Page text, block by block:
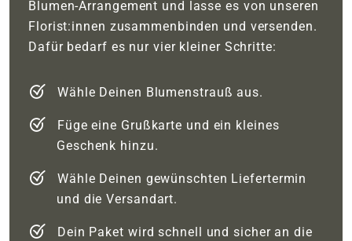
Blumen-Arrangement und lasse es von unseren
Florist:innen zusammenbinden und versenden.
Dafür bedarf es nur vier kleiner Schritte:
Wähle Deinen Blumenstrauß aus.
Füge eine Grußkarte und ein kleines
Geschenk hinzu.
Wähle Deinen gewünschten Liefertermin
und die Versandart.
Dein Paket wird schnell und sicher an die